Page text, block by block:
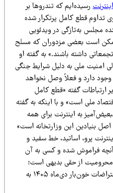
رسیده‌ایم که تندروها بر
قطع کامل پرتکرار شده
به‌تازگی در ویدئویی
بعضی مزدوران که مسلح
باشند.» به گفته او
ملی به دلیل شرایط جنگی
و فعلاً وصل نخواهد
گفته «قطع کامل
ملی است» و با اینکه به گفته
به اینترنت برای همه
این وزارتخانه است»
پرو، اساتید، خط سفید و
شده و کسی به آن
از حقی بدیهی است؛
رنجی که در جنگ ۱۲روزه خرداد و اعتراضات خون‌بار دی‌ماه ۱۴۰۵ به